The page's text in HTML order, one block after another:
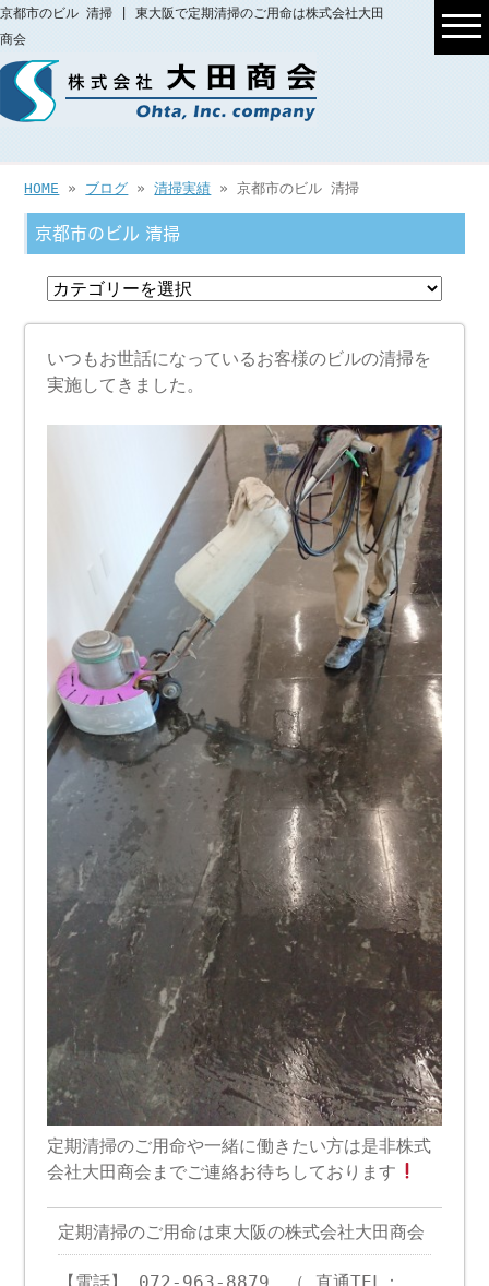
京都市のビル 清掃 | 東大阪で定期清掃のご用命は株式会社大田
商会
HOME » ブログ »清掃実績 » 京都市のビル 清掃
京都市のビル 清掃
いつもお世話になっているお客様のビルの清掃を
実施してきました。
定期清掃のご用命や一緒に働きたい方は是非株式
会社大田商会までご連絡お待ちしております
定期清掃のご用命は東大阪の株式会社大田商会